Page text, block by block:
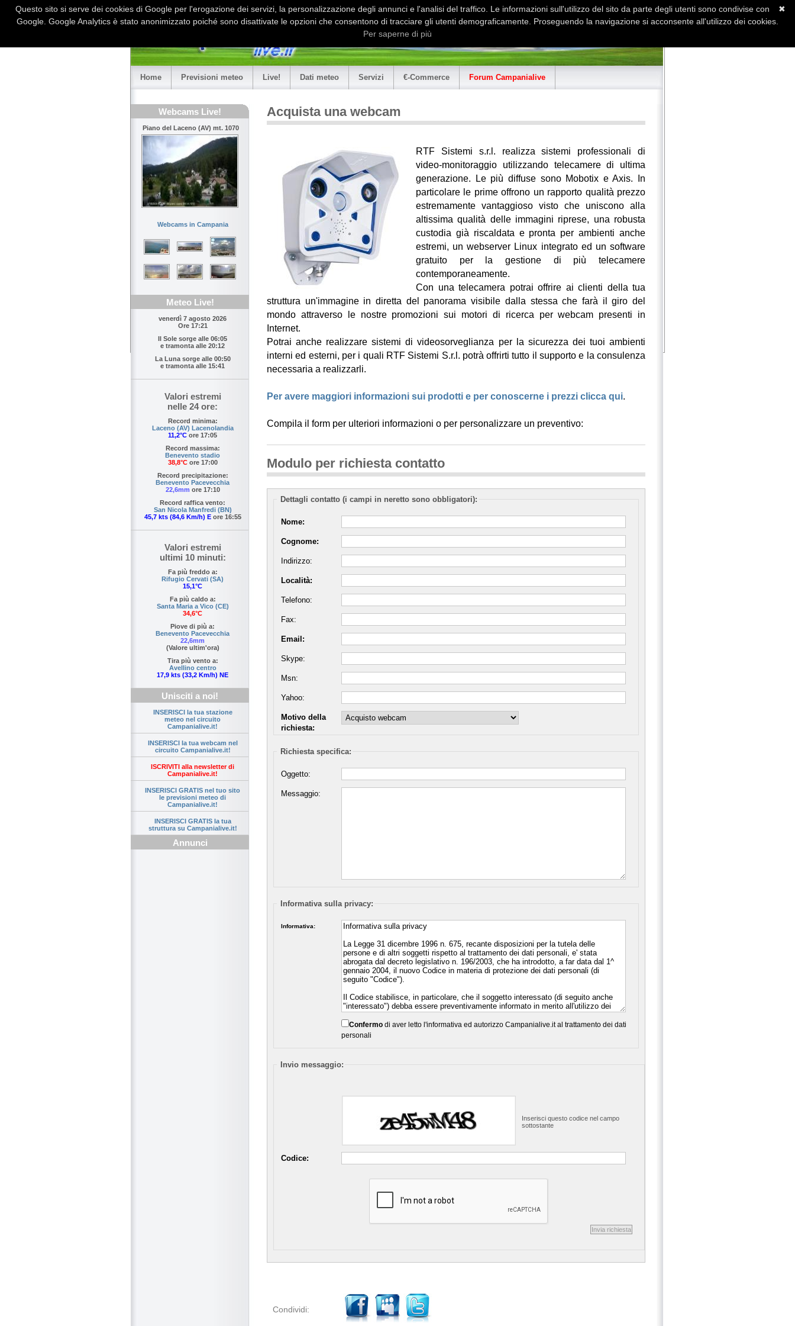
Home Previsioni meteo Live! Dati meteo Servizi €-Commerce Forum Campanialive
Webcams Live!
Piano del Laceno (AV) mt. 1070
Webcams in Campania
Meteo Live!
venerdì 7 agosto 2026
Ore 17:21
Il Sole sorge alle 06:05
e tramonta alle 20:12
La Luna sorge alle 00:50
e tramonta alle 15:41
Valori estremi
nelle 24 ore:
Record minima:
Laceno (AV) Lacenolandia
11,2°C ore 17:05
Record massima:
Benevento stadio
38,8°Core 17:00
Record precipitazione:
Benevento Pacevecchia
22,6mm ore 17:10
Record raffica vento:
San Nicola Manfredi (BN)
45,7 kts (84,6 Km/h) Eore 16:55
Valori estremi
ultimi 10 minuti:
Fa più freddo a:
Rifugio Cervati (SA)
15,1°C
Fa più caldo a:
Santa Maria a Vico (CE)
34,6°C
Piove di più a:
Benevento Pacevecchia
22,6mm
(Valore ultim'ora)
Tira più vento a:
Avellino centro
17,9 kts (33,2 Km/h) NE
Unisciti a noi!
INSERISCI la tua stazione
meteo nel circuito
Campanialive.it!
INSERISCI la tua webcam nel
circuito Campanialive.it!
ISCRIVITI alla newsletter di
Campanialive.it!
INSERISCI GRATIS nel tuo sito
le previsioni meteo di
Campanialive.it!
INSERISCI GRATIS la tua
struttura su Campanialive.it!
Annunci
Acquista una webcam
RTF Sistemi s.r.l. realizza sistemi professionali di
video-monitoraggio utilizzando telecamere di ultima
generazione. Le più diffuse sono Mobotix e Axis. In
particolare le prime offrono un rapporto qualità prezzo
estremamente vantaggioso visto che uniscono alla
altissima qualità delle immagini riprese, una robusta
custodia già riscaldata e pronta per ambienti anche
estremi, un webserver Linux integrato ed un software
gratuito per la gestione di più telecamere
contemporaneamente.
Con una telecamera potrai offrire ai clienti della tua
struttura un'immagine in diretta del panorama visibile dalla stessa che farà il giro del
mondo attraverso le nostre promozioni sui motori di ricerca per webcam presenti in
Internet.
Potrai anche realizzare sistemi di videosorveglianza per la sicurezza dei tuoi ambienti
interni ed esterni, per i quali RTF Sistemi S.r.l. potrà offrirti tutto il supporto e la consulenza
necessaria a realizzarli.
Per avere maggiori informazioni sui prodotti e per conoscerne i prezzi clicca qui.
Compila il form per ulteriori informazioni o per personalizzare un preventivo:
Modulo per richiesta contatto
Dettagli contatto (i campi in neretto sono obbligatori):
Nome:
Cognome:
Indirizzo:
Località:
Telefono:
Fax:
Email:
Skype:
Msn:
Yahoo:
Motivo della
richiesta:
Richiesta specifica:
Oggetto:
Messaggio:
Informativa sulla privacy:
Informativa:
Confermo di aver letto l'informativa ed autorizzo Campanialive.it al trattamento dei dati
personali
Invio messaggio:
Inserisci questo codice nel campo
sottostante
Codice:
Condividi:
✖
Questo sito si serve dei cookies di Google per l'erogazione dei servizi, la personalizzazione degli annunci e l'analisi del traffico. Le informazioni sull'utilizzo del sito da parte degli utenti sono condivise con
Google. Google Analytics è stato anonimizzato poiché sono disattivate le opzioni che consentono di tracciare gli utenti demograficamente. Proseguendo la navigazione si acconsente all'utilizzo dei cookies.
Per saperne di più